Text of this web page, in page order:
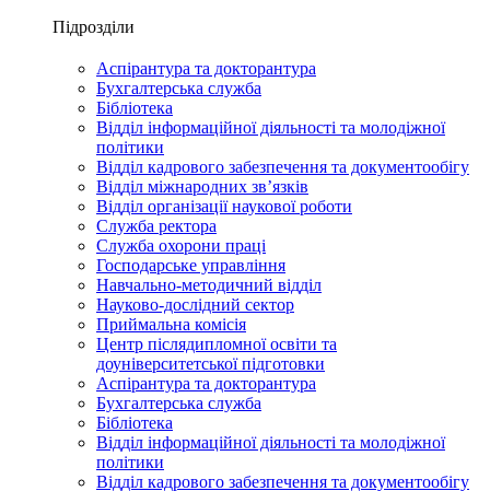
Підрозділи
Аспірантура та докторантура
Бухгалтерська служба
Бібліотека
Відділ інформаційної діяльності та молодіжної
політики
Відділ кадрового забезпечення та документообігу
Відділ міжнародних зв’язків
Відділ організації наукової роботи
Служба ректора
Служба охорони праці
Господарське управління
Навчально-методичний відділ
Науково-дослідний сектор
Приймальна комісія
Центр післядипломної освіти та
доуніверситетської підготовки
Аспірантура та докторантура
Бухгалтерська служба
Бібліотека
Відділ інформаційної діяльності та молодіжної
політики
Відділ кадрового забезпечення та документообігу